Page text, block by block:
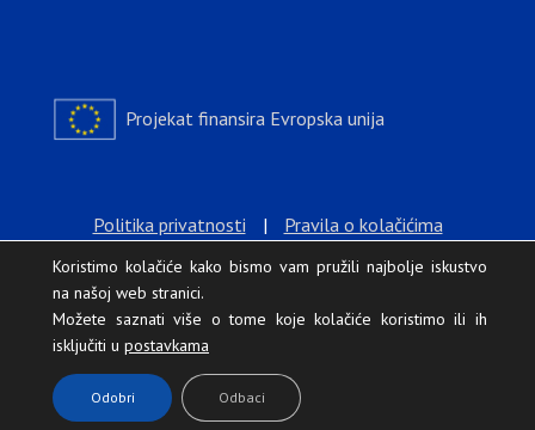
Projekat finansira Evropska unija
Politika privatnosti | Pravila o kolačićima
Europe House © 2026 Sva prava zadržana.
Koristimo kolačiće kako bismo vam pružili najbolje iskustvo
na našoj web stranici.
Možete saznati više o tome koje kolačiće koristimo ili ih
isključiti u postavkama
.
Odobri Odbaci